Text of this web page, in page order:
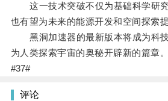
这一技术突破不仅为基础科学研究
也有望为未来的能源开发和空间探索
黑洞加速器的最新版本将成为科技
为人类探索宇宙的奥秘开辟新的篇章。
#37#
评论